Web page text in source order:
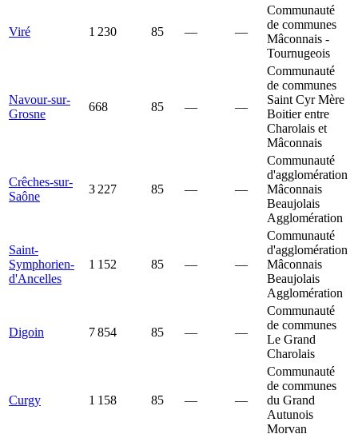
Viré 1 230 85 — —
Communauté
de communes
Mâconnais -
Tournugeois
Navour-sur-
Grosne
668 85 — —
Communauté
de communes
Saint Cyr Mère
Boitier entre
Charolais et
Mâconnais
Crêches-sur-
Saône
3 227 85 — —
Communauté
d'agglomération
Mâconnais
Beaujolais
Agglomération
Saint-
Symphorien-
d'Ancelles
1 152 85 — —
Communauté
d'agglomération
Mâconnais
Beaujolais
Agglomération
Digoin 7 854 85 — —
Communauté
de communes
Le Grand
Charolais
Curgy 1 158 85 — —
Communauté
de communes
du Grand
Autunois
Morvan